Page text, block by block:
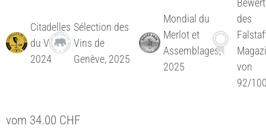
Citadelles
du Vin
2024
Sélection des
Vins de
Genève, 2025
Mondial du
Merlot et
Assemblages,
2025
des
von
92/
vom 34.00 CHF